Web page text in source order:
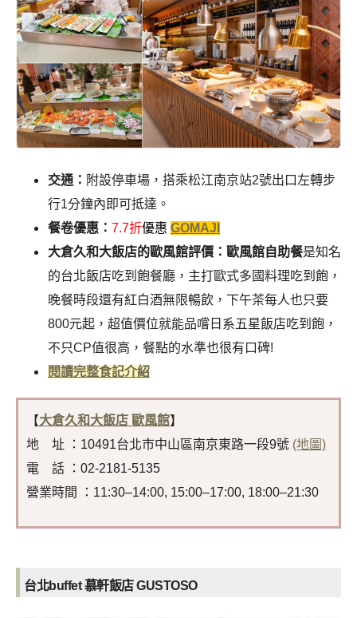
交通： 附設停車場，搭乘松江南京站2號出口左轉步
行1分鐘內即可抵達。
餐卷優惠： 7.7折優惠 GOMAJI
大倉久和大飯店的歐風館評價：歐風館自助餐是知名
的台北飯店吃到飽餐廳，主打歐式多國料理吃到飽，
晚餐時段還有紅白酒無限暢飲，下午茶每人也只要
800元起，超值價位就能品嚐日系五星飯店吃到飽，
不只CP值很高，餐點的水準也很有口碑!
閱讀完整食記介紹
【大倉久和大飯店 歐風館】
地 址 ：10491台北市中山區南京東路一段9號 (地圖)
電 話 ：02-2181-5135
營業時間 ：11:30–14:00, 15:00–17:00, 18:00–21:30
台北buffet慕軒飯店 GUSTOSO